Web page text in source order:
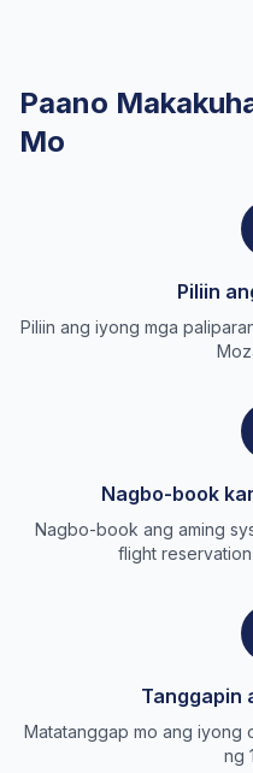
Paano
Mo
Piliin
Piliin ang iyong mga
Nagbo-book
Nagbo-book ang aming
flight reservation
Tanggapin
Matatanggap mo ang iyong
ng